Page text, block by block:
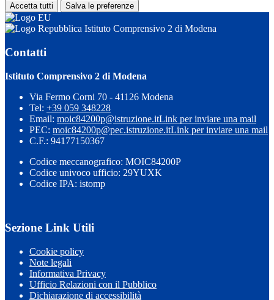
Accetta tutti Salva le preferenze
Istituto Comprensivo 2 di Modena
Contatti
Istituto Comprensivo 2 di Modena
Via Fermo Corni 70 - 41126 Modena
Tel: +39 059 348228
Email: moic84200p@istruzione.itLink per inviare una mail
PEC: moic84200p@pec.istruzione.itLink per inviare una mail
C.F.: 94177150367
Codice meccanografico: MOIC84200P
Codice univoco ufficio: 29YUXK
Codice IPA: istomp
Sezione Link Utili
Cookie policy
Note legali
Informativa Privacy
Ufficio Relazioni con il Pubblico
Dichiarazione di accessibilità